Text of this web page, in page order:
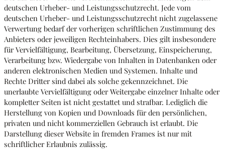
deutschen Urheber- und Leistungsschutzrecht. Jede vom
deutschen Urheber- und Leistungsschutzrecht nicht zugelassene
Verwertung bedarf der vorherigen schriftlichen Zustimmung des
Anbieters oder jeweiligen Rechteinhabers. Dies gilt insbesondere
für Vervielfältigung, Bearbeitung, Übersetzung, Einspeicherung,
Verarbeitung bzw. Wiedergabe von Inhalten in Datenbanken oder
anderen elektronischen Medien und Systemen. Inhalte und
Rechte Dritter sind dabei als solche gekennzeichnet. Die
unerlaubte Vervielfältigung oder Weitergabe einzelner Inhalte oder
kompletter Seiten ist nicht gestattet und strafbar. Lediglich die
Herstellung von Kopien und Downloads für den persönlichen,
privaten und nicht kommerziellen Gebrauch ist erlaubt. Die
Darstellung dieser Website in fremden Frames ist nur mit
schriftlicher Erlaubnis zulässig.